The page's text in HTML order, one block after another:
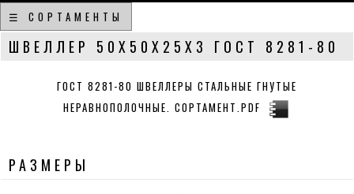
☰ СОРТАМЕНТЫ
ШВЕЛЛЕР 50Х50Х25Х3 ГОСТ 8281-80
ГОСТ 8281-80 ШВЕЛЛЕРЫ СТАЛЬНЫЕ ГНУТЫЕ
НЕРАВНОПОЛОЧНЫЕ. СОРТАМЕНТ.PDF
РАЗМЕРЫ